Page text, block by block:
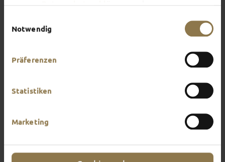
Notwendig
Präferenzen
Statistiken
Marketing